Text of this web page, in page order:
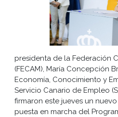
presidenta de la Federación
(FECAM), María Concepción
Economía, Conocimiento y
Servicio Canario de Empleo
firmaron este jueves un
puesta en marcha del